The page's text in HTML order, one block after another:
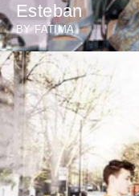
Esteban
BYFATIMA